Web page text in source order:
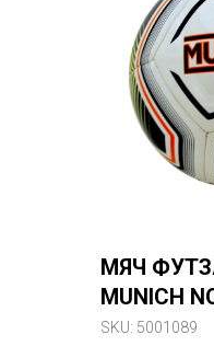
МЯЧ
MUNICH
РАЗМЕР 4
SKU: 5001089